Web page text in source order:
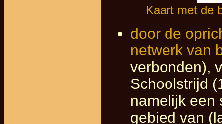
Kaart met de
door de
netwerk van
verbonden),
Schoolstrijd
namelijk een
gebied van